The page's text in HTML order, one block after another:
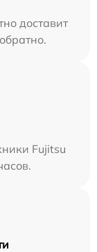
доставит
Fujitsu